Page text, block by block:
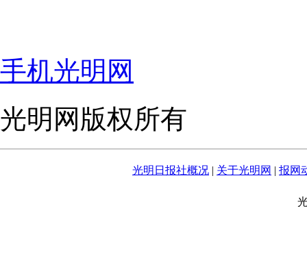
手机光明网
光明网版权所有
光明日报社概况 | 关于光明网 | 报网